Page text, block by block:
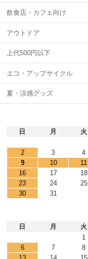
飲食店・カフェ向け
アウトドア
上代500円以下
エコ・アップサイクル
夏・涼感グッズ
日
月 火
2
3 4
9
10 11
16
17 18
23
24 25
30
31
日
月 火
1
6
7 8